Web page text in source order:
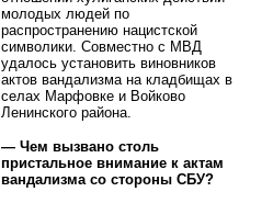
молодых людей по
распространению нацистской
символики. Совместно с МВД
удалось установить виновников
актов вандализма на кладбищах в
селах Марфовке и Войково
Ленинского района.
— Чем вызвано столь
пристальное внимание к актам
вандализма со стороны СБУ?